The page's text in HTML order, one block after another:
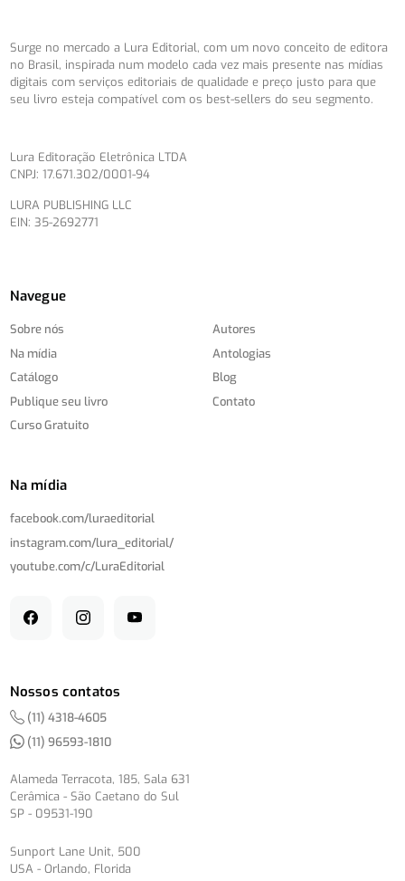
Surge no mercado a Lura Editorial, com um novo conceito de editora
no Brasil, inspirada num modelo cada vez mais presente nas mídias
digitais com serviços editoriais de qualidade e preço justo para que
seu livro esteja compatível com os best-sellers do seu segmento.
Lura Editoração Eletrônica LTDA
CNPJ: 17.671.302/0001-94
LURA PUBLISHING LLC
EIN: 35-2692771
Navegue
Sobre nós
Na mídia
Catálogo
Publique seu livro
Curso Gratuito
Autores
Antologias
Blog
Contato
Na mídia
facebook.com/luraeditorial
instagram.com/lura_editorial/
youtube.com/c/LuraEditorial
Nossos contatos
(11) 4318-4605
(11) 96593-1810
Alameda Terracota, 185, Sala 631
Cerâmica - São Caetano do Sul
SP - 09531-190
Sunport Lane Unit, 500
USA - Orlando, Florida